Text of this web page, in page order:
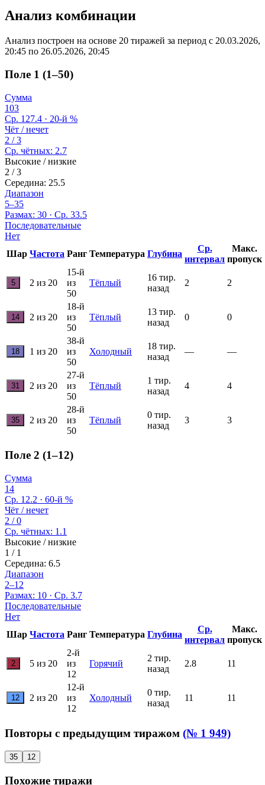
Анализ комбинации
Анализ построен на основе 20 тиражей за период с 20.03.2026,
20:45 по 26.05.2026, 20:45
Поле 1 (1–50)
Сумма
103
Ср. 127.4 · 20-й %
Чёт / нечет
2 / 3
Ср. чётных: 2.7
Высокие / низкие
2 / 3
Середина: 25.5
Диапазон
5–35
Размах: 30 · Ср. 33.5
Последовательные
Нет
Шар Частота Ранг Температура Глубина
Ср.
интервал
Макс.
пропуск
5 2 из 20
15-й
из
50
Тёплый
16 тир.
назад
2 2
14 2 из 20
18-й
из
50
Тёплый
13 тир.
назад
0 0
18 1 из 20
38-й
из
50
Холодный
18 тир.
назад
— —
31 2 из 20
27-й
из
50
Тёплый
1 тир.
назад
4 4
35 2 из 20
28-й
из
50
Тёплый
0 тир.
назад
3 3
Поле 2 (1–12)
Сумма
14
Ср. 12.2 · 60-й %
Чёт / нечет
2 / 0
Ср. чётных: 1.1
Высокие / низкие
1 / 1
Середина: 6.5
Диапазон
2–12
Размах: 10 · Ср. 3.7
Последовательные
Нет
Шар Частота Ранг Температура Глубина
Ср.
интервал
Макс.
пропуск
2 5 из 20
2-й
из
12
Горячий
2 тир.
назад
2.8 11
12 2 из 20
12-й
из
12
Холодный
0 тир.
назад
11 11
Повторы с предыдущим тиражом (№ 1 949)
35 12
Похожие тиражи